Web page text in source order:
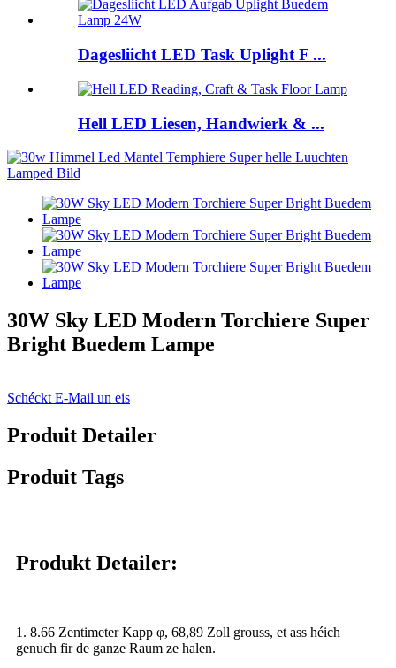
Dagesliicht LED Task Uplight F ...
Hell LED Liesen, Handwierk & ...
30W Sky LED Modern Torchiere Super
Bright Buedem Lampe
Schéckt E-Mail un eis
Produit Detailer
Produit Tags
Produkt Detailer:
1. 8.66 Zentimeter Kapp φ, 68,89 Zoll grouss, et ass héich
genuch fir de ganze Raum ze halen.